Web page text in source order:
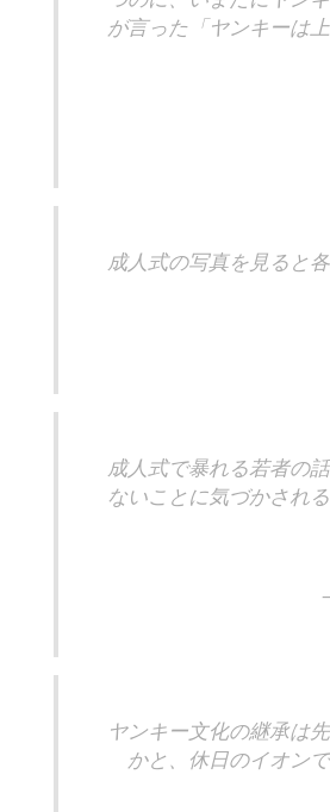
が言った「ヤンキーは
成人式の写真を見ると
成人式で暴れる若者の
ないことに気づかされ
ヤンキー文化の継承は
かと、休日のイオン